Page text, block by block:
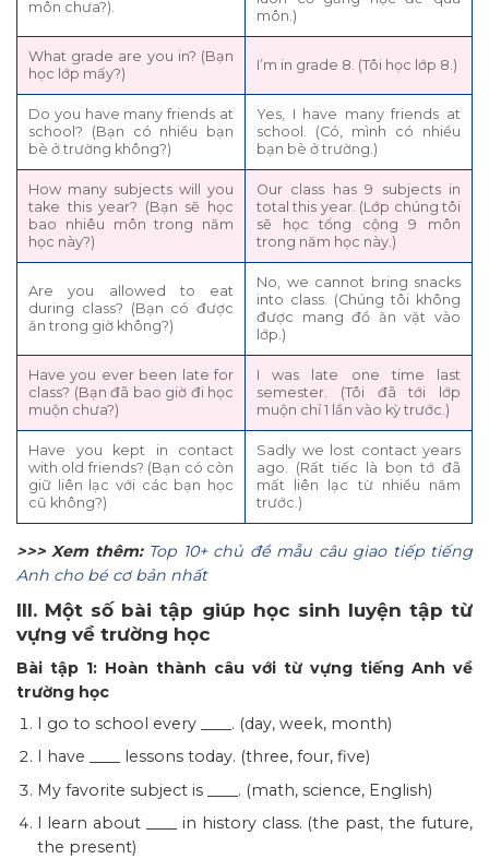
môn chưa?).
môn.)
What grade are you in? (Bạn
học lớp mấy?)
I’m in grade 8. (Tôi học lớp 8.)
Do you have many friends at
school? (Bạn có nhiều bạn
bè ở trường không?)
Yes, I have many friends at
school. (Có, mình có nhiều
bạn bè ở trường.)
How many subjects will you
take this year? (Bạn sẽ học
bao nhiêu môn trong năm
học này?)
Our class has 9 subjects in
total this year. (Lớp chúng tôi
sẽ học tổng cộng 9 môn
trong năm học này.)
Are you allowed to eat
during class? (Bạn có được
ăn trong giờ không?)
No, we cannot bring snacks
into class. (Chúng tôi không
được mang đồ ăn vặt vào
lớp.)
Have you ever been late for
class? (Bạn đã bao giờ đi học
muộn chưa?)
I was late one time last
semester. (Tôi đã tới lớp
muộn chỉ 1 lần vào kỳ trước.)
Have you kept in contact
with old friends? (Bạn có còn
giữ liên lạc với các bạn học
cũ không?)
Sadly we lost contact years
ago. (Rất tiếc là bọn tớ đã
mất liên lạc từ nhiều năm
trước.)
>>> Xem thêm: Top 10+ chủ đề mẫu câu giao tiếp tiếng
Anh cho bé cơ bản nhất
III. Một số bài tập giúp học sinh luyện tập từ
vựng về trường học
Bài tập 1: Hoàn thành câu với từ vựng tiếng Anh về
trường học
I go to school every ____. (day, week, month)
I have ____ lessons today. (three, four, five)
My favorite subject is ____. (math, science, English)
I learn about ____ in history class. (the past, the future,
the present)